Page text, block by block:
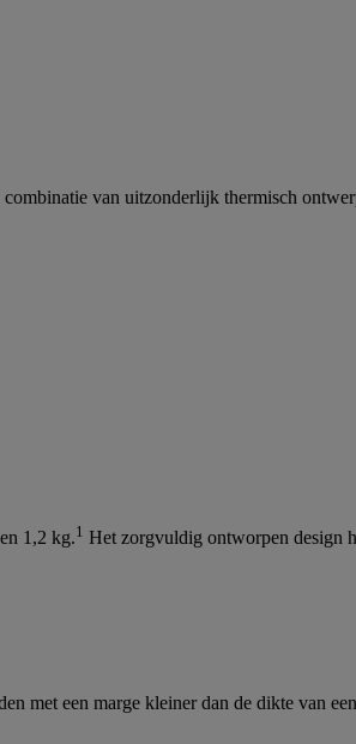
van uitzonderlijk thermisch
1,2 kg.1 Het zorgvuldig ontworpen design
met een marge kleiner dan de dikte van